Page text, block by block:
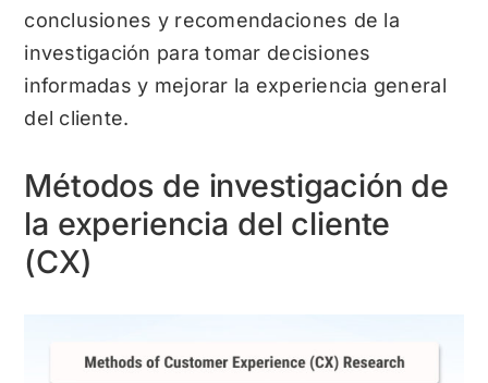
conclusiones y recomendaciones de la
investigación para tomar decisiones
informadas y mejorar la experiencia general
del cliente.
Métodos de investigación de
la experiencia del cliente
(CX)